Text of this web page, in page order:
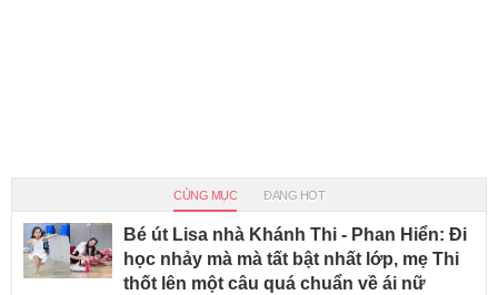
CÙNG MỤC ĐANG HOT
Bé út Lisa nhà Khánh Thi - Phan Hiển: Đi
học nhảy mà mà tất bật nhất lớp, mẹ Thi
thốt lên một câu quá chuẩn về ái nữ